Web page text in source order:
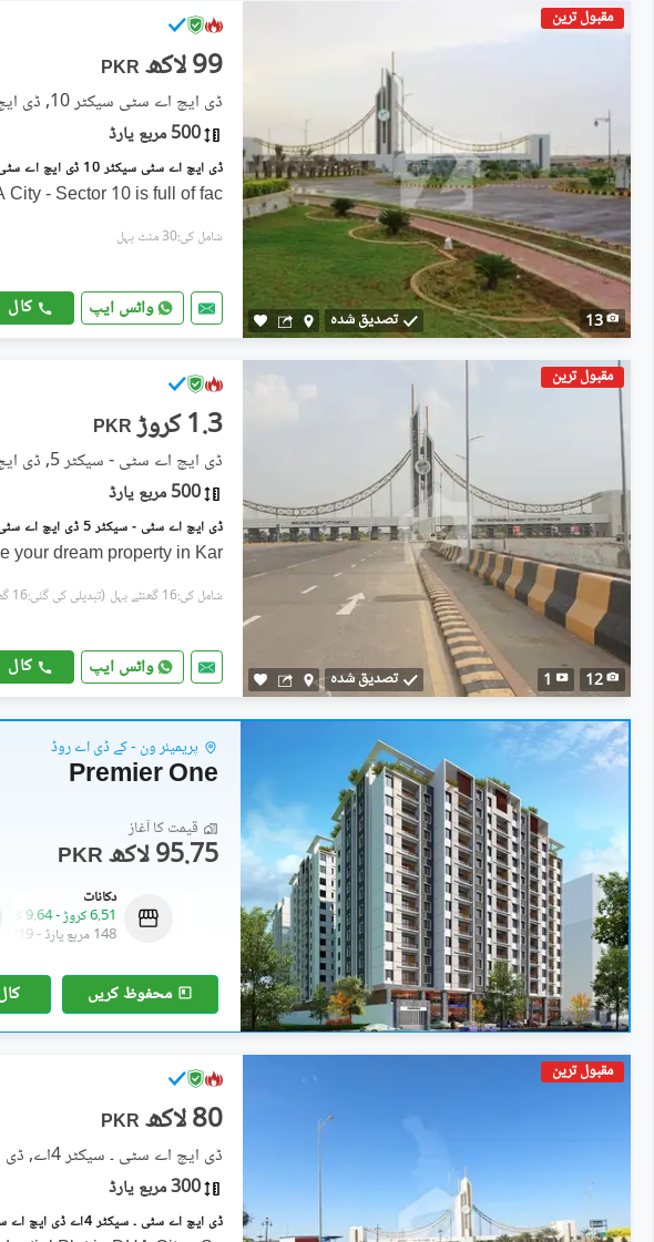
مقبول ترین
13 تصدیق شدہ
PKR 99 لاکھ
ڈی ایچ اے سٹی سیکٹر 10, ڈی ایچ اے سٹی کراچی
500 مربع یارڈ
City - Sector 10 is full of fac
شامل کی:30 منٹ پہل
واٹس ایپ کال
مقبول ترین
12
1 تصدیق شدہ
PKR 1.3 کروڑ
ڈی ایچ اے سٹی - سیکٹر 5, ڈی ایچ اے سٹی کراچی
500 مربع یارڈ
your dream property in Kar
شامل کی:16 گھنٹے پہل (تبدیلی کی گئی:16 گھنٹے پہلے)
واٹس ایپ کال
پریمیئر ون - کے ڈی اے روڈ
Premier One
قیمت کا آغاز
PKR 95.75 لاکھ
دکانات
6.51 کروڑ
-9.64 کروڑ
148 مربع یارڈ
-219 مربع یارڈ
فلیٹ
95.75 لاکھ
92 مربع یارڈ
محفوظ کریں
مقبول ترین
PKR 80 لاکھ
ڈی ایچ اے سٹی ۔ سیکٹر 4اے, ڈی ایچ اے سٹی سیکٹر 4
300 مربع یارڈ